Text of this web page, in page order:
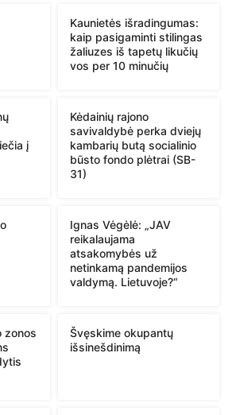
Kaunietės išradingumas:
kaip pasigaminti stilingas
žaliuzes iš tapetų likučių
vos per 10 minučių
į
Kėdainių rajono
savivaldybė perka dviejų
kambarių butą socialinio
būsto fondo plėtrai (SB-
31)
Ignas Vėgėlė: „JAV
reikalaujama
atsakomybės už
netinkamą pandemijos
valdymą. Lietuvoje?“
zonos
Švęskime okupantų
išsinešdinimą